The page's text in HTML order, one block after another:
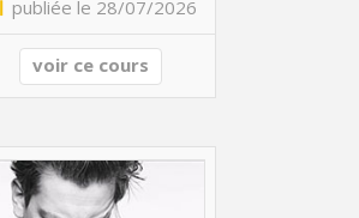
publiée le 28/07/2026
voir ce cours